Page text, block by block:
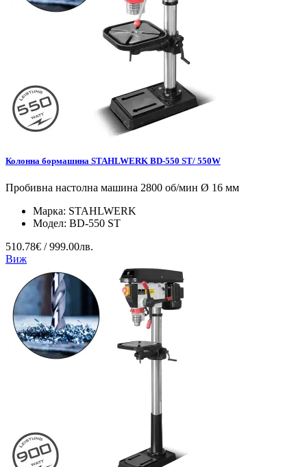
Колонна бормашина STAHLWERK BD-550 ST/ 550W
Пробивна настолна машина 2800 об/мин Ø 16 мм
Марка: STAHLWERK
Модел: BD-550 ST
510.78€ / 999.00лв.
Виж